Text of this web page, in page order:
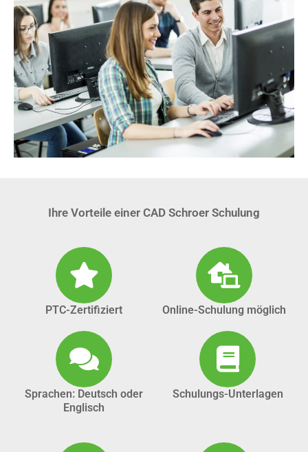
Ihre Vorteile einer CAD Schroer Schulung
PTC-Zertifiziert Online-Schulung möglich
Sprachen: Deutsch oder
Englisch
Schulungs-Unterlagen